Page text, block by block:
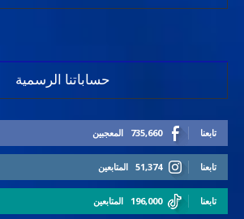
حساباتنا الرسمية
735,660 المعجبين تابعنا
51,374 المتابعين تابعنا
196,000 المتابعين تابعنا